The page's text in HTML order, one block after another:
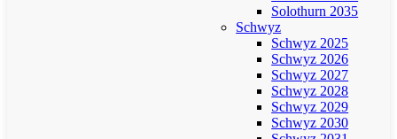
Solothurn 2035
Schwyz
Schwyz 2025
Schwyz 2026
Schwyz 2027
Schwyz 2028
Schwyz 2029
Schwyz 2030